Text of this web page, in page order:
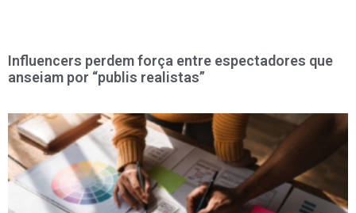
Influencers perdem força entre espectadores que
anseiam por “publis realistas”